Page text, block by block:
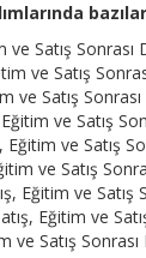
ve Satış
ve Satış
ve Satış
ve Satış
ve Satış
ve Satış
Eğitim ve Satış
Eğitim ve
ve Satış